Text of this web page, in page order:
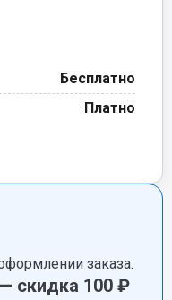
Бесплатно
Платно
заказа.
скидка 100 ₽